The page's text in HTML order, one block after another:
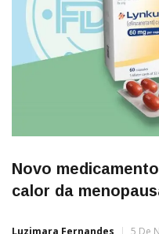
Novo
calor da